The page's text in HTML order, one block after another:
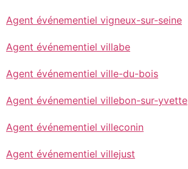
Agent événementiel vigneux-sur-seine
Agent événementiel villabe
Agent événementiel ville-du-bois
Agent événementiel villebon-sur-yvette
Agent événementiel villeconin
Agent événementiel villejust